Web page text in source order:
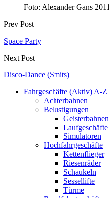
Foto: Alexander Gans 2011
Prev Post
Space Party
Next Post
Disco-Dance (Smits)
Fahrgeschäfte (Aktiv) A-Z
Achterbahnen
Belustigungen
Geisterbahnen
Laufgeschäfte
Simulatoren
Hochfahrgeschäfte
Kettenflieger
Riesenräder
Schaukeln
Sessellifte
Türme